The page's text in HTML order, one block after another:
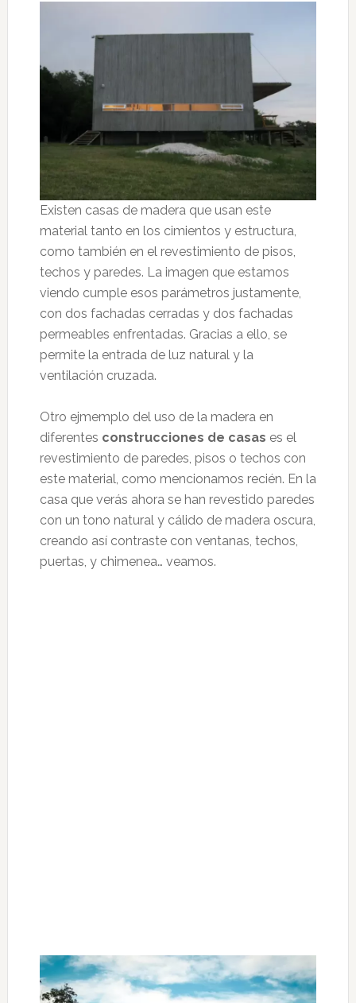
Existen casas de madera que usan este
material tanto en los cimientos y estructura,
como también en el revestimiento de pisos,
techos y paredes. La imagen que estamos
viendo cumple esos parámetros justamente,
con dos fachadas cerradas y dos fachadas
permeables enfrentadas. Gracias a ello, se
permite la entrada de luz natural y la
ventilación cruzada.
Otro ejmemplo del uso de la madera en
diferentes construcciones de casas es el
revestimiento de paredes, pisos o techos con
este material, como mencionamos recién. En la
casa que verás ahora se han revestido paredes
con un tono natural y cálido de madera oscura,
creando así contraste con ventanas, techos,
puertas, y chimenea… veamos.